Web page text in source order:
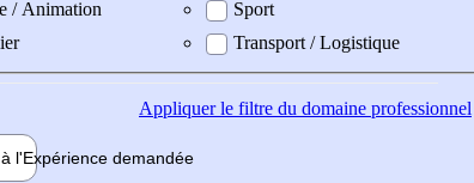
/ Animation
Sport
Transport / Logistique
Appliquerle filtre du domaine professionnel
l'Expérience demandée